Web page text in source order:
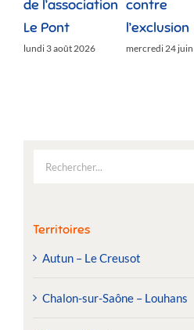
de l’association
Le Pont
lundi 3 août 2026
contre
l’exclusion
mercredi 24
Rechercher:
Territoires
Autun – Le Creusot
Chalon-sur-Saône – Louhans